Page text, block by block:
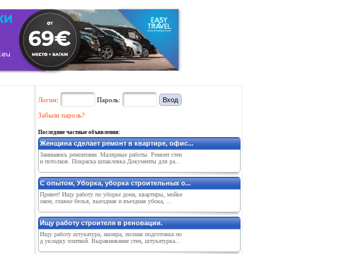
Логин: Пароль:
Забыли пароль?
Последние частные объявления:
Женщина сделает ремонт в квартире, офис...
Занимаюсь ремонтами. Малярные работы. Ремонт стен
и потолков. Покраска шпаклевка Документы для ра...
С опытом, Уборка, уборка строительных о...
Привет! Ищу работу по уборке дома, квартиры, мойке
окон, глажке белья, выездная и въездная убока, ...
Ищу работу строителя в реновации.
Ищу работу штукатура, маляра, полная подготовка по
д укладку плиткой. Выравнивание стен, штукатурка...